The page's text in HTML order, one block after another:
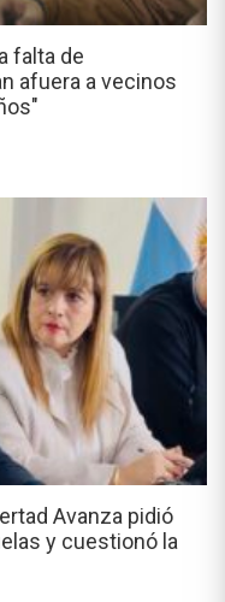
falta de
afuera a vecinos
Avanza pidió
y cuestionó la